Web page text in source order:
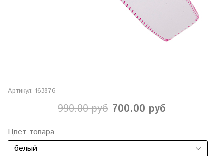
Артикул: 163876
990.00 руб 700.00 руб
Цвет товара